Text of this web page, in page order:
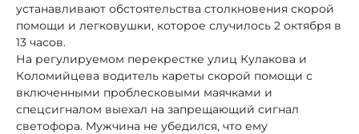
устанавливают обстоятельства столкновения скорой
помощи и легковушки, которое случилось 2 октября в
13 часов.
На регулируемом перекрестке улиц Кулакова и
Коломийцева водитель кареты скорой помощи с
включенными проблесковыми маячками и
спецсигналом выехал на запрещающий сигнал
светофора. Мужчина не убедился, что ему